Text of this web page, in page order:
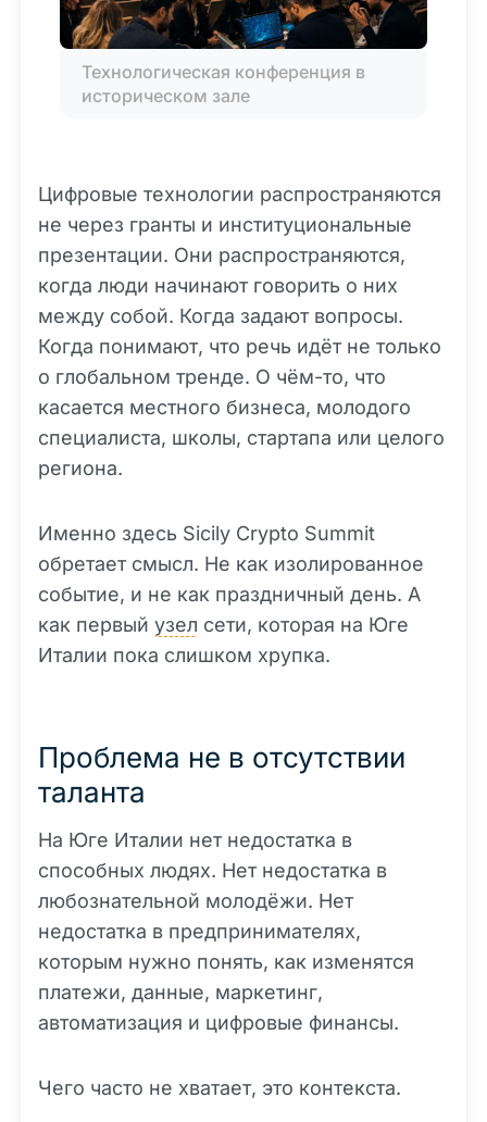
Технологическая конференция в
историческом зале
Цифровые технологии распространяются
не через гранты и институциональные
презентации. Они распространяются,
когда люди начинают говорить о них
между собой. Когда задают вопросы.
Когда понимают, что речь идёт не только
о глобальном тренде. О чём-то, что
касается местного бизнеса, молодого
специалиста, школы, стартапа или целого
региона.
Именно здесь Sicily Crypto Summit
обретает смысл. Не как изолированное
событие, и не как праздничный день. А
как первый узел сети, которая на Юге
Италии пока слишком хрупка.
Проблема не в отсутствии
таланта
На Юге Италии нет недостатка в
способных людях. Нет недостатка в
любознательной молодёжи. Нет
недостатка в предпринимателях,
которым нужно понять, как изменятся
платежи, данные, маркетинг,
автоматизация и цифровые финансы.
Чего часто не хватает, это контекста.